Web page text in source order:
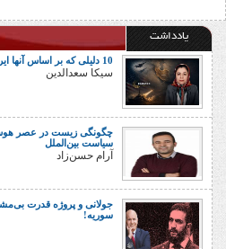
یادداشت
10 دلیلی که بر اساس آنها ایران پیروز جنگ با آمریکا/اسرائیل است!
سیکا سعدالدین
چگونگی زیست در عصر
سیاست بین‌الملل
آرام حسن‌زاد
جولانی و پروژه قدرت
سوریه!